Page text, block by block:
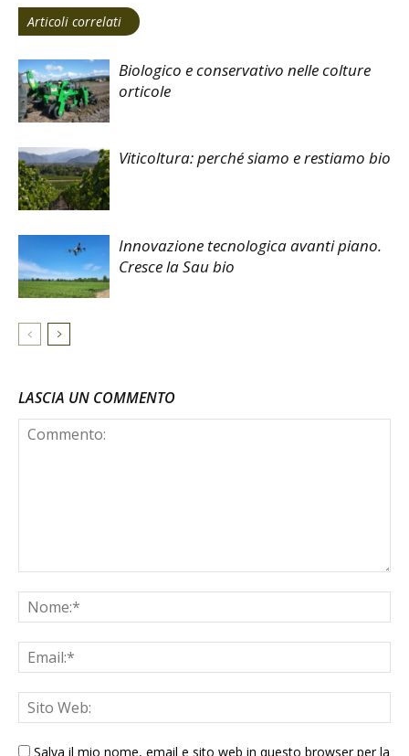
Articoli correlati
Biologico e conservativo nelle colture
orticole
Viticoltura: perché siamo e restiamo bio
Innovazione tecnologica avanti piano.
Cresce la Sau bio
LASCIA UN COMMENTO
Salva il mio nome, email e sito web in questo browser per la